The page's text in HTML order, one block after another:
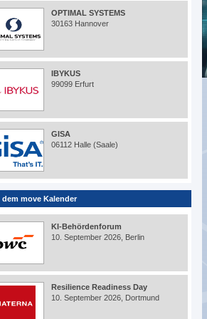
OPTIMAL SYSTEMS
30163 Hannover
IBYKUS
99099 Erfurt
GISA
06112 Halle (Saale)
dem move Kalender
KI-Behördenforum
10. September 2026, Berlin
Resilience Readiness Day
10. September 2026, Dortmund